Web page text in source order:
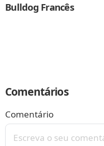
Bulldog Francês
Comentários
Comentário